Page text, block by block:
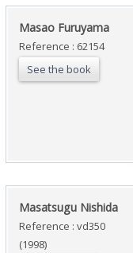
‎Masao Furuyama‎
Reference : 62154
See the book
‎Masatsugu Nishida‎
Reference : vd350
(1998)